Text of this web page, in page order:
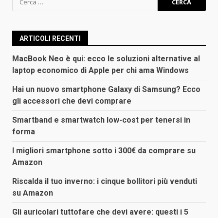
per:
ARTICOLI RECENTI
MacBook Neo è qui: ecco le soluzioni alternative al
laptop economico di Apple per chi ama Windows
Hai un nuovo smartphone Galaxy di Samsung? Ecco
gli accessori che devi comprare
Smartband e smartwatch low-cost per tenersi in
forma
I migliori smartphone sotto i 300€ da comprare su
Amazon
Riscalda il tuo inverno: i cinque bollitori più venduti
su Amazon
Gli auricolari tuttofare che devi avere: questi i 5